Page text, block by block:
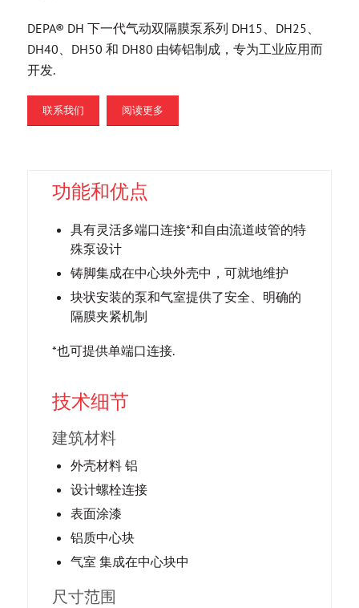
DEPA® DH 下一代气动双隔膜泵系列 DH15、DH25、
DH40、DH50 和 DH80 由铸铝制成，专为工业应用而
开发.
联系我们 阅读更多
功能和优点
具有灵活多端口连接*和自由流道歧管的特
殊泵设计
铸脚集成在中心块外壳中，可就地维护
块状安装的泵和气室提供了安全、明确的
隔膜夹紧机制
*也可提供单端口连接.
技术细节
建筑材料
外壳材料 铝
设计螺栓连接
表面涂漆
铝质中心块
气室 集成在中心块中
尺寸范围